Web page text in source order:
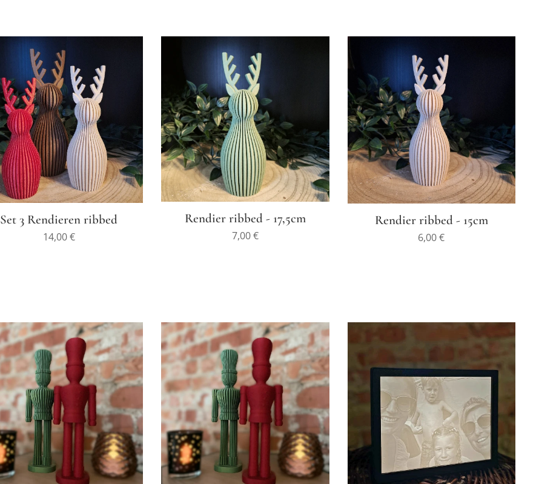
Set 3 Rendieren ribbed
14,00€
Rendier ribbed - 17,5cm
7,00€
Rendier ribbed - 15cm
6,00€